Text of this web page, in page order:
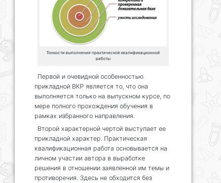
Тонкости выполнения практической квалификационной
работы
Первой и очевидной особенностью
прикладной ВКР является то, что она
выполняется только на выпускном курсе, по
мере полного прохождения обучения в
рамках избранного направления.
Второй характерной чертой выступает ее
прикладной характер. Практическая
квалификационная работа основывается на
личном участии автора в выработке
решения в отношении заявленной им темы и
противоречия. Здесь не обходится без